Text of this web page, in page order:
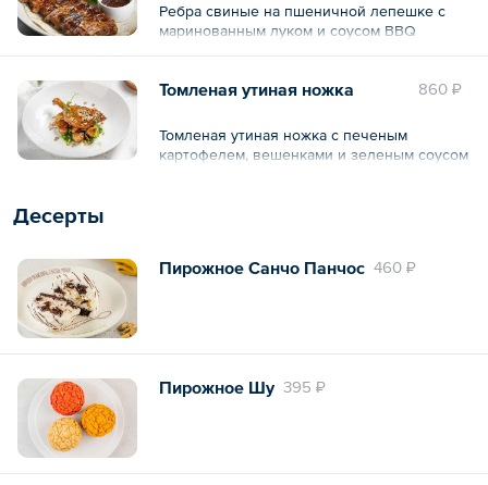
Ребра свиные на пшеничной лепешке с
маринованным луком и соусом BBQ
860 ₽
Томленая утиная ножка
Томленая утиная ножка с печеным
картофелем, вешенками и зеленым соусом
Десерты
460 ₽
Пирожное Санчо Панчос
395 ₽
Пирожное Шу